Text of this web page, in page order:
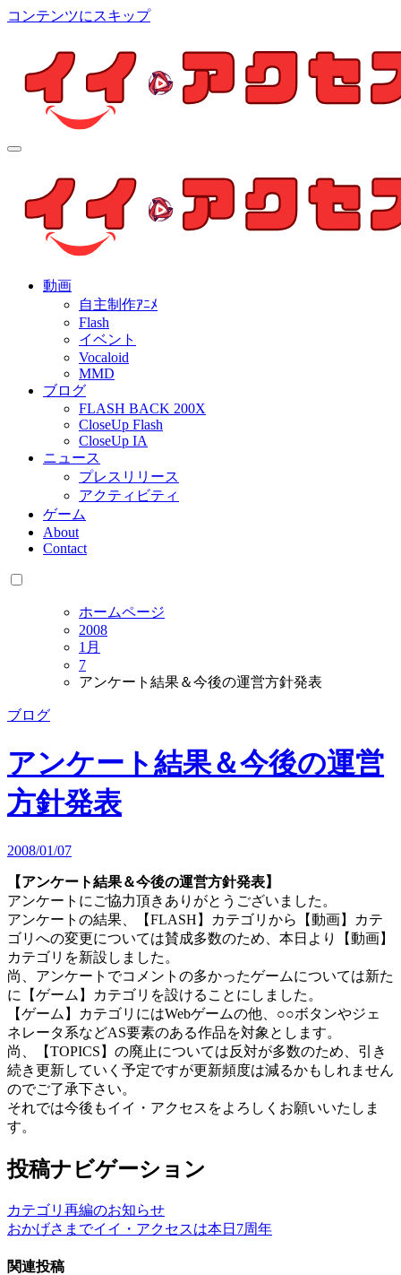
コンテンツにスキップ
個人制作アニメを中心とした動画紹介ブログ
動画
自主制作ｱﾆﾒ
Flash
イベント
Vocaloid
MMD
ブログ
FLASH BACK 200X
CloseUp Flash
CloseUp IA
ニュース
プレスリリース
アクティビティ
ゲーム
About
Contact
ホームページ
2008
1月
7
アンケート結果＆今後の運営方針発表
ブログ
アンケート結果＆今後の運営
方針発表
2008/01/07
【アンケート結果＆今後の運営方針発表】
アンケートにご協力頂きありがとうございました。
アンケートの結果、【FLASH】カテゴリから【動画】カテ
ゴリへの変更については賛成多数のため、本日より【動画】
カテゴリを新設しました。
尚、アンケートでコメントの多かったゲームについては新た
に【ゲーム】カテゴリを設けることにしました。
【ゲーム】カテゴリにはWebゲームの他、○○ボタンやジェ
ネレータ系などAS要素のある作品を対象とします。
尚、【TOPICS】の廃止については反対が多数のため、引き
続き更新していく予定ですが更新頻度は減るかもしれません
のでご了承下さい。
それでは今後もイイ・アクセスをよろしくお願いいたしま
す。
投稿ナビゲーション
カテゴリ再編のお知らせ
おかげさまでイイ・アクセスは本日7周年
関連投稿